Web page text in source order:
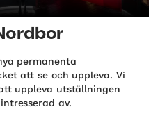
permanenta
att se och uppleva. Vi
uppleva utställningen
av.